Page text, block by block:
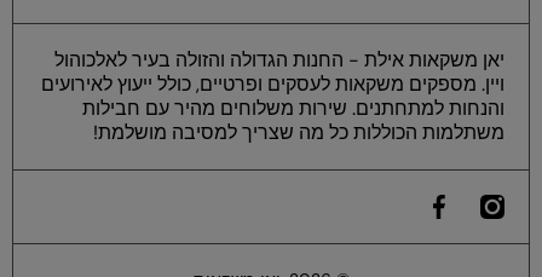
יאן משקאות אילת - החנות הגדולה והזולה בעיר לאלכוהול
ויין. מספקים משקאות לעסקים ופרטיים, כולל ייעוץ לאירועים
והנחות למתחתנים. שירות משלוחים מהיר עם חבילות
משתלמות הכוללות כל מה שצריך למסיבה מושלמת!
instagramcom/
ilfacebookcom/